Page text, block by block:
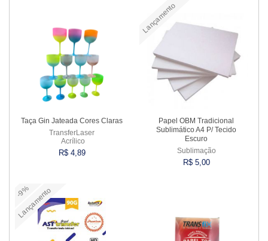
Taça Gin Jateada Cores Claras
TransferLaser
Acrílico
R$ 4,89
Lançamento
Papel OBM Tradicional
Sublimático A4 P/ Tecido
Escuro
Sublimação
R$ 5,00
-9%
Lançamento